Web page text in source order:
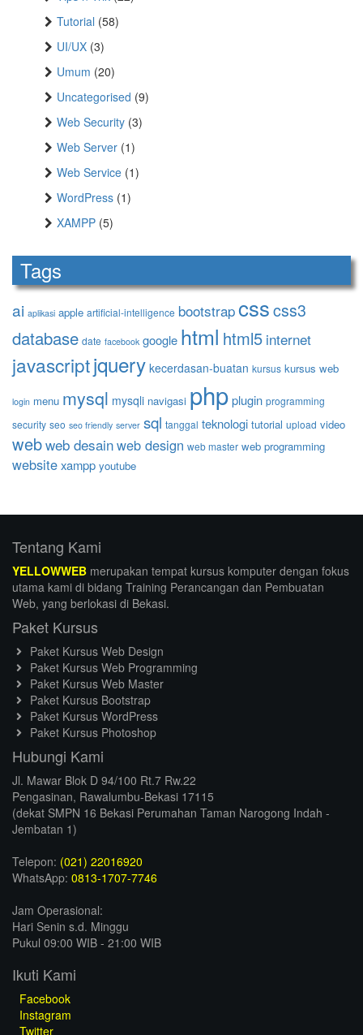
Tutorial (58)
UI/UX (3)
Umum (20)
Uncategorised (9)
Web Security (3)
Web Server (1)
Web Service (1)
WordPress (1)
XAMPP (5)
Tags
ai aplikasi apple artificial-intelligence bootstrapcsscss3
database date facebook google html html5 internet
javascriptjquery kecerdasan-buatan kursus kursus web
login menu mysql mysqli navigasi phpplugin programming
security seo seo friendly server sql tanggal teknologi tutorial upload video
webweb desainweb design web master web programming
websitexampp youtube
Tentang Kami
YELLOWWEB merupakan tempat kursus komputer dengan fokus
utama kami di bidang Training Perancangan dan Pembuatan
Web, yang berlokasi di Bekasi.
Paket Kursus
Paket Kursus Web Design
Paket Kursus Web Programming
Paket Kursus Web Master
Paket Kursus Bootstrap
Paket Kursus WordPress
Paket Kursus Photoshop
Hubungi Kami
Jl. Mawar Blok D 94/100 Rt.7 Rw.22
Pengasinan, Rawalumbu-Bekasi 17115
(dekat SMPN 16 Bekasi Perumahan Taman Narogong Indah -
Jembatan 1)
Telepon: (021) 22016920
WhatsApp: 0813-1707-7746
Jam Operasional:
Hari Senin s.d. Minggu
Pukul 09:00 WIB - 21:00 WIB
Ikuti Kami
Facebook
Instagram
Twitter